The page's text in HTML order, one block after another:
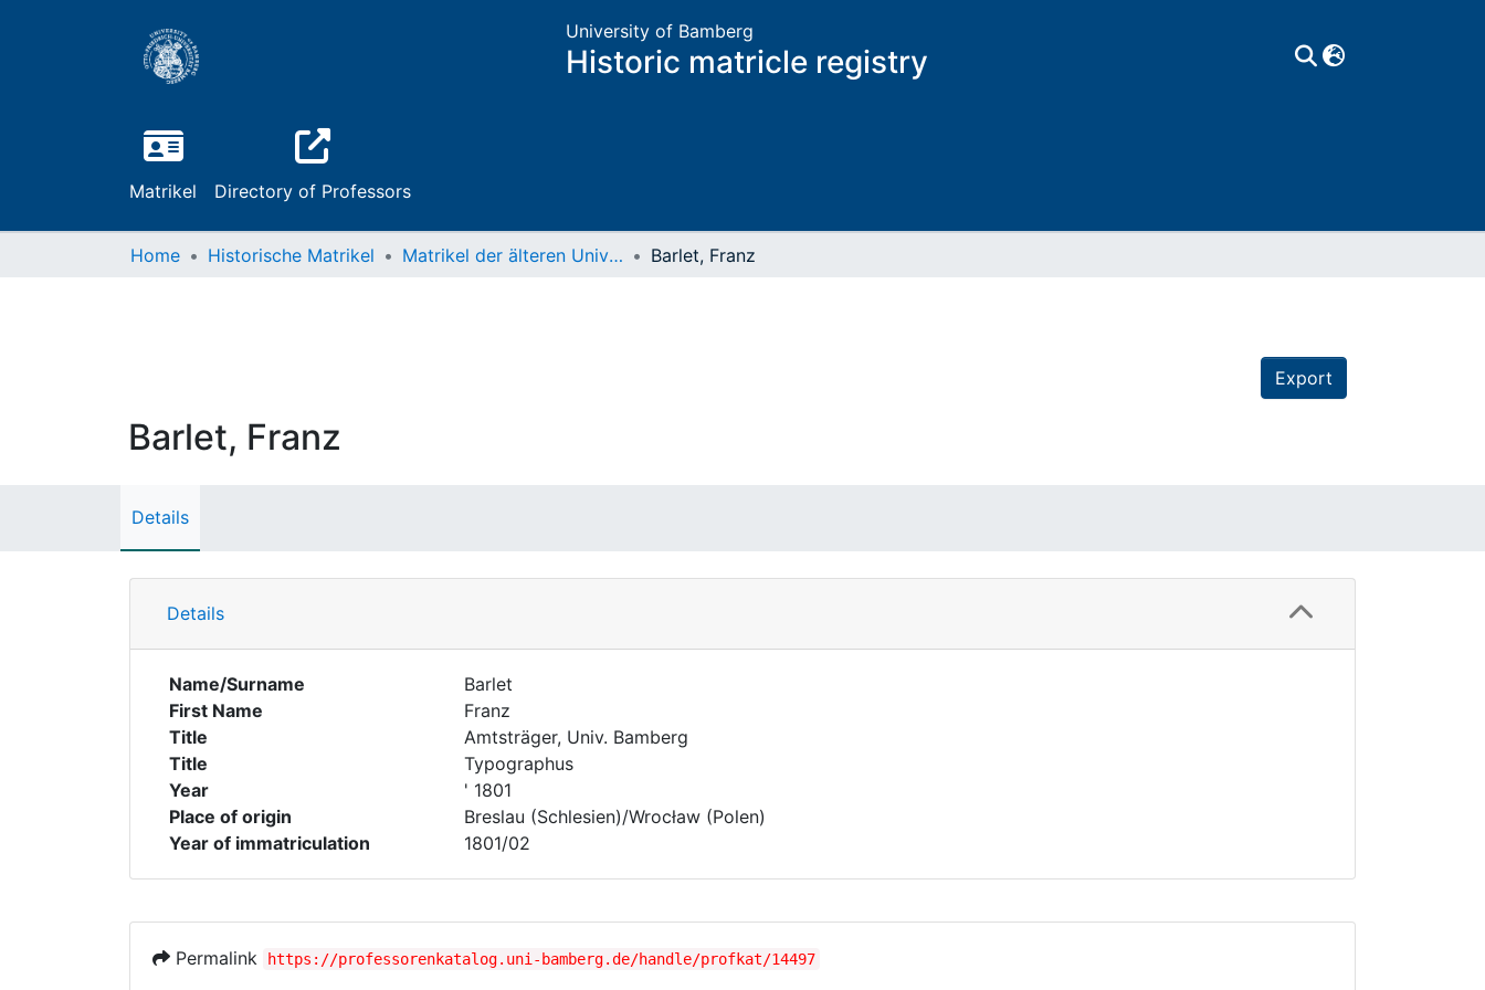
University of Bamberg
Historic matricle registry
Matrikel Directory of Professors
Home Historische Matrikel Matrikel der älteren Universität Barlet, Franz
Export
Barlet, Franz
Details
Details
Name/Surname
Barlet
First Name
Franz
Title
Amtsträger, Univ. Bamberg
Title
Typographus
Year
' 1801
Place of origin
Breslau (Schlesien)/Wrocław (Polen)
Year of immatriculation
1801/02
Permalink https://professorenkatalog.uni-bamberg.de/handle/profkat/14497